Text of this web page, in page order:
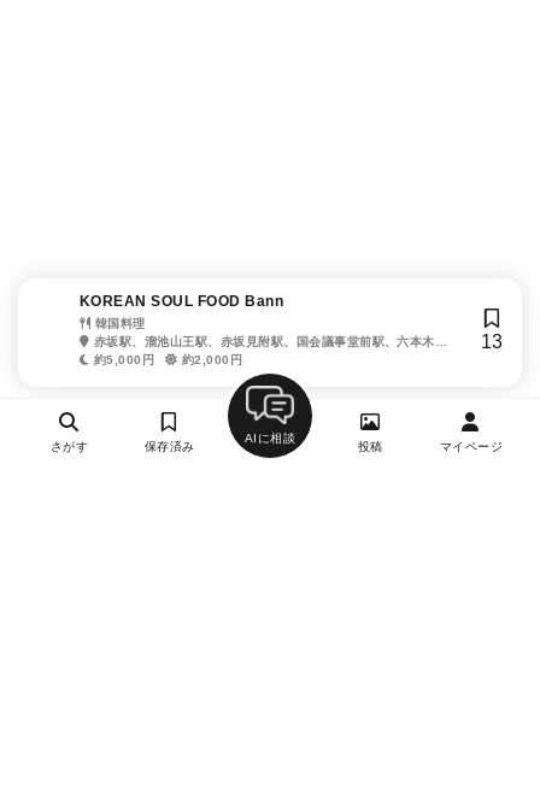
KOREAN SOUL FOOD Bann
韓国料理
赤坂駅、溜池山王駅、赤坂見附駅、国会議事堂前駅、六本木一
丁目駅、永田町駅
約5,000円 約2,000円
13
さがす 保存済み
AIに相談
投稿 マイページ